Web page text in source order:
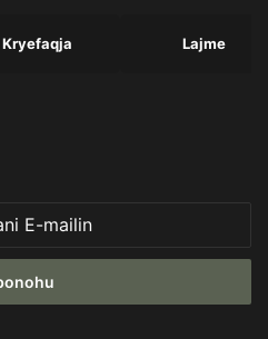
Kryefaqja Lajme